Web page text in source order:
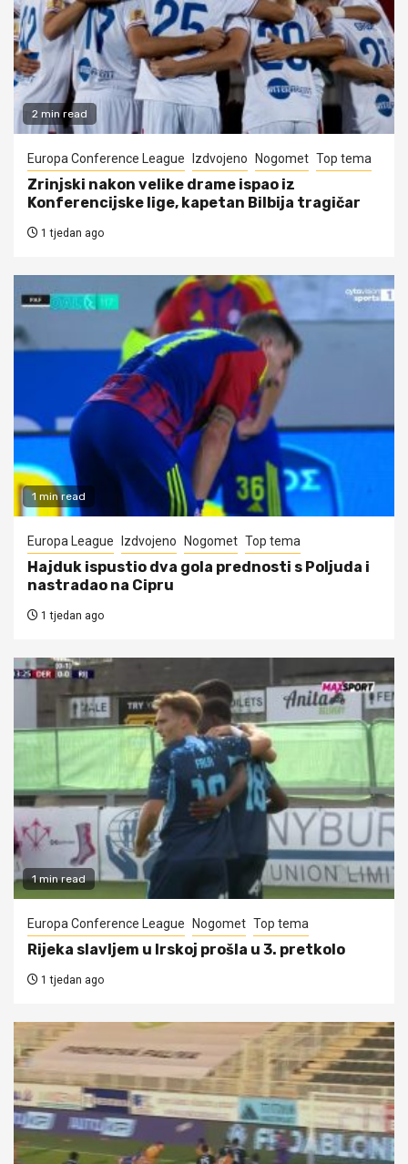
2 min read
Europa Conference League Izdvojeno Nogomet Top tema
Zrinjski nakon velike drame ispao iz
Konferencijske lige, kapetan Bilbija tragičar
1 tjedan ago
1 min read
Europa League Izdvojeno Nogomet Top tema
Hajduk ispustio dva gola prednosti s Poljuda i
nastradao na Cipru
1 tjedan ago
1 min read
Europa Conference League Nogomet Top tema
Rijeka slavljem u Irskoj prošla u 3. pretkolo
1 tjedan ago